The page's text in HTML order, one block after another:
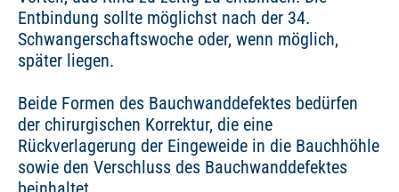
Entbindung sollte möglichst nach der 34.
Schwangerschaftswoche oder, wenn möglich,
später liegen.
Beide Formen des Bauchwanddefektes bedürfen
der chirurgischen Korrektur, die eine
Rückverlagerung der Eingeweide in die Bauchhöhle
sowie den Verschluss des Bauchwanddefektes